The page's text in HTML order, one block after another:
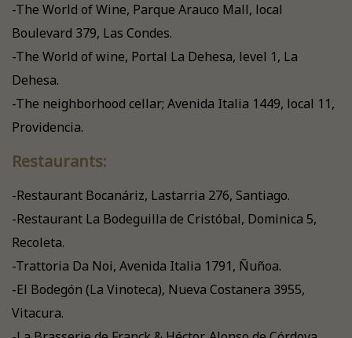
-The World of Wine, Parque Arauco Mall, local
Boulevard 379, Las Condes.
-The World of wine, Portal La Dehesa, level 1, La
Dehesa.
-The neighborhood cellar; Avenida Italia 1449, local 11,
Providencia.
Restaurants:
-Restaurant Bocanáriz, Lastarria 276, Santiago.
-Restaurant La Bodeguilla de Cristóbal, Dominica 5,
Recoleta.
-Trattoria Da Noi, Avenida Italia 1791, Ñuñoa.
-El Bodegón (La Vinoteca), Nueva Costanera 3955,
Vitacura.